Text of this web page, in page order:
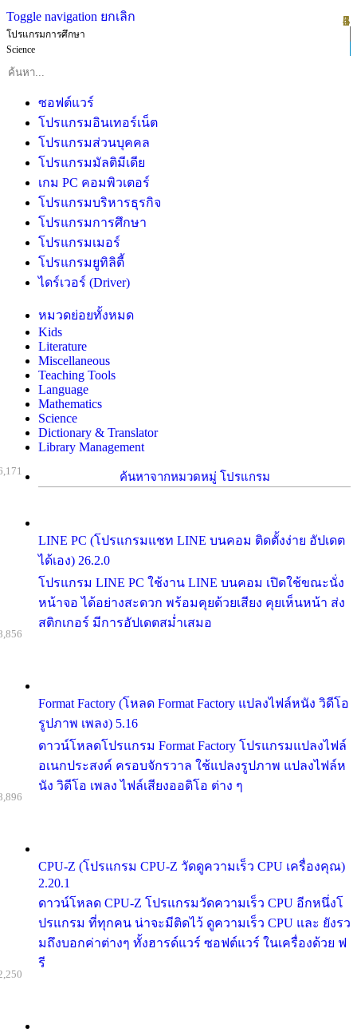
Toggle navigation ยกเลิก
โปรแกรมการศึกษา
Science
ซอฟต์แวร์
โปรแกรมอินเทอร์เน็ต
โปรแกรมส่วนบุคคล
โปรแกรมมัลติมีเดีย
เกม PC คอมพิวเตอร์
โปรแกรมบริหารธุรกิจ
โปรแกรมการศึกษา
โปรแกรมเมอร์
โปรแกรมยูทิลิตี้
ไดร์เวอร์ (Driver)
หมวดย่อยทั้งหมด
Kids
Literature
Miscellaneous
Teaching Tools
Language
Mathematics
Science
Dictionary & Translator
Library Management
ค้นหาจากหมวดหมู่ โปรแกรม
LINE PC (โปรแกรมแชท LINE บนคอม ติดตั้งง่าย อัปเดต
ได้เอง) 26.2.0
โปรแกรม LINE PC ใช้งาน LINE บนคอม เปิดใช้ขณะนั่ง
หน้าจอ ได้อย่างสะดวก พร้อมคุยด้วยเสียง คุยเห็นหน้า ส่ง
สติกเกอร์ มีการอัปเดตสม่ำเสมอ
Format Factory (โหลด Format Factory แปลงไฟล์หนัง วิดีโอ
รูปภาพ เพลง) 5.16
ดาวน์โหลดโปรแกรม Format Factory โปรแกรมแปลงไฟล์
อเนกประสงค์ ครอบจักรวาล ใช้แปลงรูปภาพ แปลงไฟล์ห
นัง วิดีโอ เพลง ไฟล์เสียงออดิโอ ต่าง ๆ
CPU-Z (โปรแกรม CPU-Z วัดดูความเร็ว CPU เครื่องคุณ)
2.20.1
ดาวน์โหลด CPU-Z โปรแกรมวัดความเร็ว CPU อีกหนึ่งโ
ปรแกรม ที่ทุกคน น่าจะมีติดไว้ ดูความเร็ว CPU และ ยังรว
มถึงบอกค่าต่างๆ ทั้งฮารด์แวร์ ซอฟต์แวร์ ในเครื่องด้วย ฟ
รี
1
2
3
4
5
6